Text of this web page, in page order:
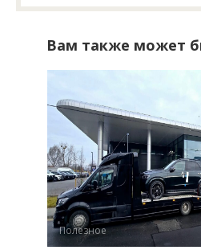
Вам также может
Полезное